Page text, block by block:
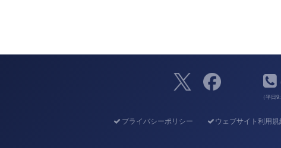
（平日
プライバシーポリシー ウェブサイト利用規